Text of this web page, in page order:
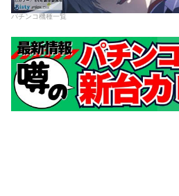
パチンコ機種一覧